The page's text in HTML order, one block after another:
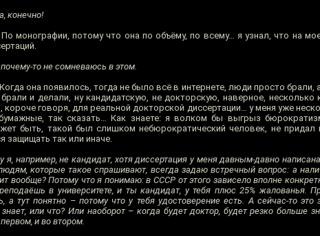
конечно!
По монографии, потому что она по объёму, по всему… я узнал, что на
то не сомневаюсь в этом.
Когда она появилось, тогда не было всё в интернете, люди просто брали,
и делали, ну кандидатскую, не докторскую, наверное, несколько
короче говоря, для реальной докторской диссертации… у меня уже
так сказать… Как знаете: я волком бы выгрыз
быть, такой был слишком небюрократический человек, не придал
защищать так или иначе.
я, например, не кандидат, хотя диссертация у меня давным-давно
которые такое спрашивают, всегда задаю встречный вопрос: а
вообще? Потому что я понимаю: в СССР от этого зависело вполне
в университете, и ты кандидат, у тебя плюс 25% жалованья.
а тут понятно – потому что у тебя удостоверение есть. А сейчас-то это
или что? Или наоборот – когда будет доктор, будет резко больше
и во втором.